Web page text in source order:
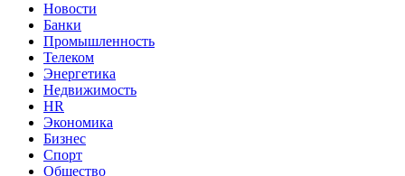
Новости
Банки
Промышленность
Телеком
Энергетика
Недвижимость
HR
Экономика
Бизнес
Спорт
Общество